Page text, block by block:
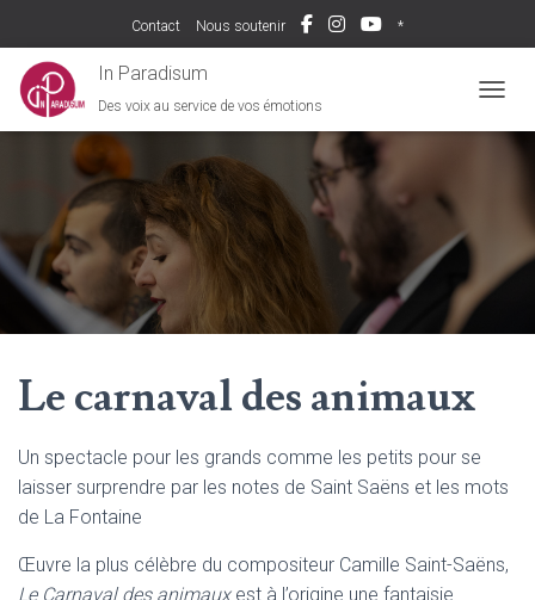
Contact Nous soutenir *
In Paradisum
Des voix au service de vos émotions
Le carnaval des animaux
Un spectacle pour les grands comme les petits pour se
laisser surprendre par les notes de Saint Saëns et les mots
de La Fontaine
Œuvre la plus célèbre du compositeur Camille Saint-Saëns,
Le Carnaval des animauxest à l’origine une fantaisie